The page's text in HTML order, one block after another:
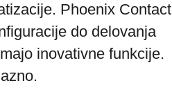
Phoenix Contact
do delovanja
inovativne funkcije.